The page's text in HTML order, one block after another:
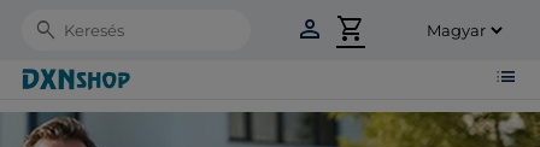
Search person shopping_cart
list